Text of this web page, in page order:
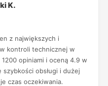
K.
z największych i
kontroli technicznej w
opiniami i oceną 4.9 w
obsługi i dużej
czas oczekiwania.